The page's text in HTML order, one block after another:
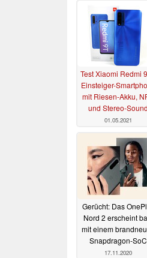
Test Xiaomi Redmi
Einsteiger-
mit Riesen-Akku,
und Stereo-Sound
01.05.2021
Gerücht: Das
Nord 2 erscheint
mit einem
Snapdragon-SoC
17.11.2020